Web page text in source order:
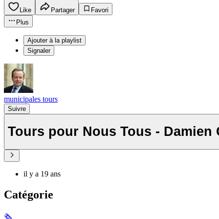
Like Partager
Favori
Plus
Ajouter à la playlist
Signaler
municipales tours
Suivre
Tours pour Nous Tous - Damien
il y a 19 ans
Catégorie
🗞